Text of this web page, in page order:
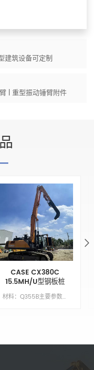
建筑设备可定制
| 重型振动锤臂附件
CASE CX380C
15.5MH/U型钢板桩
围堰驱动臂 材料：Q355B主要参数模型CX380C繁荣长度10.5 米臂长5米臂缸类型外贸类型（外国）配重7吨